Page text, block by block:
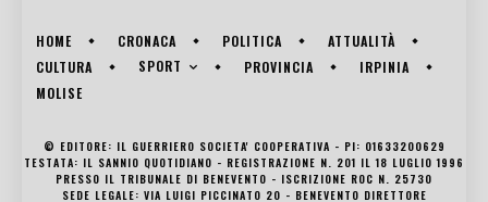
HOME CRONACA POLITICA
ATTUALITÀ
CULTURA
SPORT PROVINCIA
IRPINIA
MOLISE
© EDITORE: IL GUERRIERO SOCIETA' COOPERATIVA - PI: 01633200629
TESTATA: IL SANNIO QUOTIDIANO - REGISTRAZIONE N. 201 IL 18 LUGLIO 1996
PRESSO IL TRIBUNALE DI BENEVENTO - ISCRIZIONE ROC N. 25730
SEDE LEGALE: VIA LUIGI PICCINATO 20 - BENEVENTO DIRETTORE